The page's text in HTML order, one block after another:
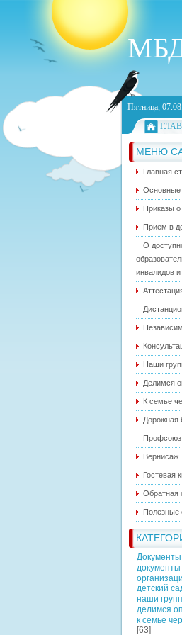
Пятница,
МЕНЮ
Главная
Основные
Приказы
Прием в
О
инвалидов
Наши
Делимся
К семье
Дорожная
Профсоюз
Вернисаж
Гостевая
Обратная
Полезные
Документы
детский
наши
делимся
к семье
[63]